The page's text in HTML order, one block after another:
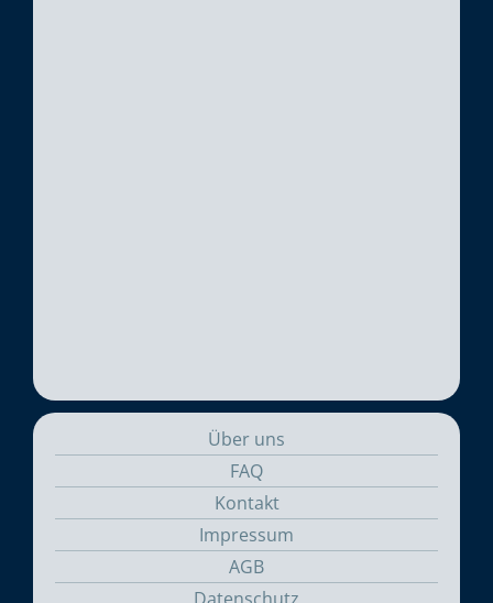
Über uns
FAQ
Kontakt
Impressum
AGB